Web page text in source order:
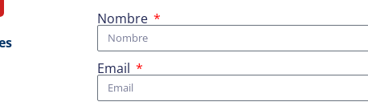
Nombre
Email